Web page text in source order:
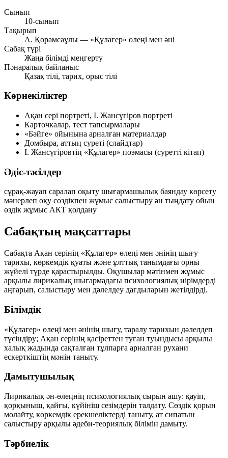
Сынып
10-сынып
Тақырып
А. Қорамсаұлы — «Құлагер» өлеңі мен әні
Сабақ түрі
Жаңа білімді меңгерту
Пәнаралық байланыс
Қазақ тілі, тарих, орыс тілі
Көрнекіліктер
Ақан сері портреті, І. Жансүгіров портреті
Карточкалар, тест тапсырмалары
«Бәйге» ойынына арналған материалдар
Домбыра, аттың суреті (слайдтар)
І. Жансүгіровтің «Құлагер» поэмасы (суретті кітап)
Әдіс-тәсілдер
сұрақ-жауап саралап оқыту шығармашылық баяндау көрсету
мәнерлеп оқу сөздікпен жұмыс салыстыру ән тыңдату ойын
өздік жұмыс АКТ қолдану
Сабақтың мақсаттары
Сабақта Ақан серінің «Құлагер» өлеңі мен әнінің шығу
тарихы, көркемдік қуаты және ұлттық танымдағы орны
жүйелі түрде қарастырылды. Оқушылар мәтінмен жұмыс
арқылы лирикалық шығармадағы психологиялық иірімдерді
аңғарып, салыстыру мен дәлелдеу дағдыларын жетілдірді.
Білімдік
«Құлагер» өлеңі мен әнінің шығу, таралу тарихын дәлелдеп
түсіндіру; Ақан серінің қасіреттен туған туындысы арқылы
халық жадында сақталған тұлпарға арналған рухани
ескерткіштің мәнін таныту.
Дамытушылық
Лирикалық ән-өлеңнің психологиялық сырын ашу: қауіп,
қорқыныш, қайғы, күйініш сезімдерін талдату. Сөздік қорын
молайту, көркемдік ерекшеліктерді таныту, ат сипатын
салыстыру арқылы әдеби-теориялық білімін дамыту.
Тәрбиелік